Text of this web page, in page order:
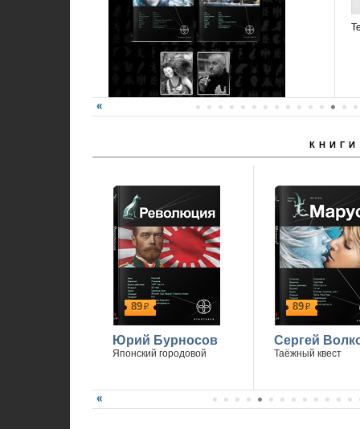
КНИГИ
89р
Юрий Бурносов
Японский городовой
89р
Сергей
Таёжный квест